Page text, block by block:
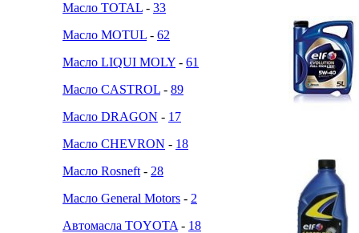
Масло TOTAL - 33
Масло MOTUL - 62
Масло LIQUI MOLY - 61
Масло CASTROL - 89
Масло DRAGON - 17
Масло CHEVRON - 18
Масло Rosneft - 28
Масло General Motors - 2
Автомасла TOYOTA - 18